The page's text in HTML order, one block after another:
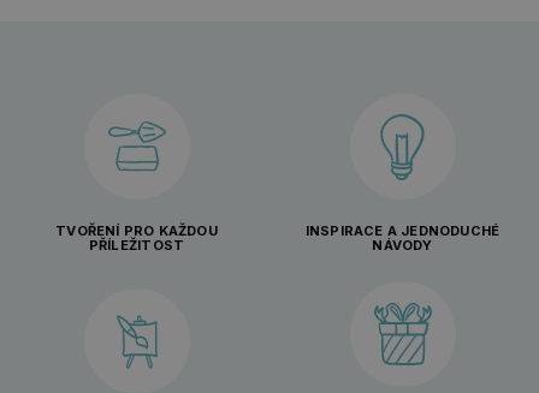
TVOŘENÍ PRO KAŽDOU
PŘÍLEŽITOST
INSPIRACE A JEDNODUCHÉ
NÁVODY